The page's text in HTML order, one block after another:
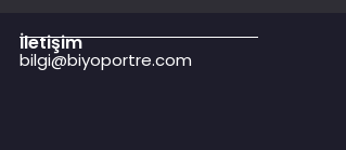
İletişim
bilgi@biyoportre.com